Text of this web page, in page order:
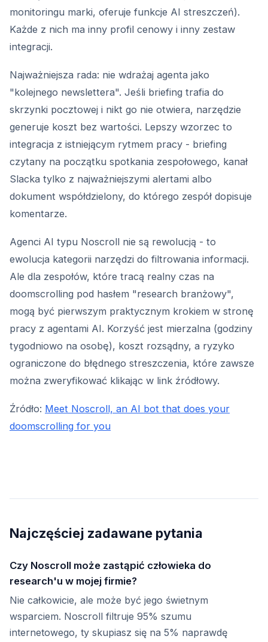
monitoringu marki, oferuje funkcje AI streszczeń).
Każde z nich ma inny profil cenowy i inny zestaw
integracji.
Najważniejsza rada: nie wdrażaj agenta jako
"kolejnego newslettera". Jeśli briefing trafia do
skrzynki pocztowej i nikt go nie otwiera, narzędzie
generuje koszt bez wartości. Lepszy wzorzec to
integracja z istniejącym rytmem pracy - briefing
czytany na początku spotkania zespołowego, kanał
Slacka tylko z najważniejszymi alertami albo
dokument współdzielony, do którego zespół dopisuje
komentarze.
Agenci AI typu Noscroll nie są rewolucją - to
ewolucja kategorii narzędzi do filtrowania informacji.
Ale dla zespołów, które tracą realny czas na
doomscrolling pod hasłem "research branżowy",
mogą być pierwszym praktycznym krokiem w stronę
pracy z agentami AI. Korzyść jest mierzalna (godziny
tygodniowo na osobę), koszt rozsądny, a ryzyko
ograniczone do błędnego streszczenia, które zawsze
można zweryfikować klikając w link źródłowy.
Źródło: Meet Noscroll, an AI bot that does your
doomscrolling for you
Najczęściej zadawane pytania
Czy Noscroll może zastąpić człowieka do
research'u w mojej firmie?
Nie całkowicie, ale może być jego świetnym
wsparciem. Noscroll filtruje 95% szumu
internetowego, ty skupiasz się na 5% naprawdę